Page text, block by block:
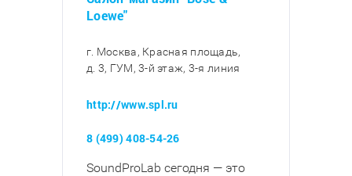
Loewe"
г. Москва, Красная площадь,
д. 3, ГУМ, 3-й этаж, 3-я линия
http://www.spl.ru
8 (499) 408-54-26
SoundProLab сегодня — это